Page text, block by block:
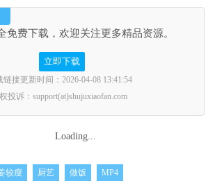
免费下载，欢迎关注更多精品资源。
立即下载
链接更新时间：2026-04-08 13:41:54
投诉：support(at)shujuxiaofan.com
Loading...
较瘦 厨艺 做饭 MP4